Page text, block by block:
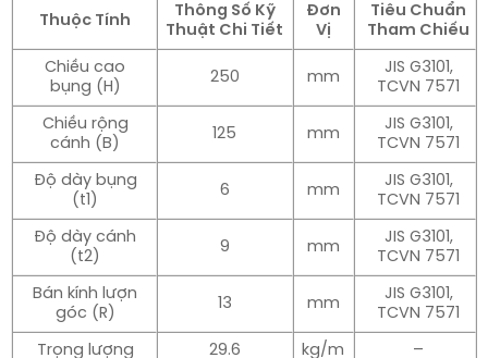
Thuộc Tính
Thông Số Kỹ
Thuật Chi Tiết
Đơn
Vị
Tiêu Chuẩn
Tham Chiếu
Chiều cao
bụng (H)
250 mm
JIS G3101,
TCVN 7571
Chiều rộng
cánh (B)
125 mm
JIS G3101,
TCVN 7571
Độ dày bụng
(t1)
6 mm
JIS G3101,
TCVN 7571
Độ dày cánh
(t2)
9 mm
JIS G3101,
TCVN 7571
Bán kính lượn
góc (R)
13 mm
JIS G3101,
TCVN 7571
Trọng lượng 29.6 kg/m –